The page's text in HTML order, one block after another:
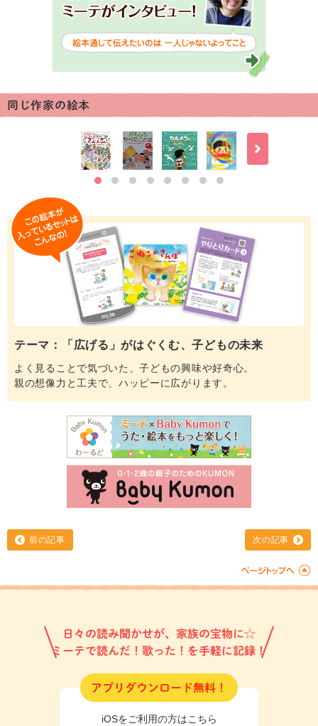
同じ作家の絵本
テーマ：「広げる」がはぐくむ、子どもの未来
よく見ることで気づいた、子どもの興味や好奇心。
親の想像力と工夫で、ハッピーに広がります。
前の記事 次の記事
日々の読み聞かせが、家族の宝物に☆
ミーテで読んだ！歌った！を手軽に記録！
アプリダウンロード無料！
iOSをご利用の方はこちら